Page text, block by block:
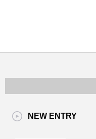
NEW ENTRY